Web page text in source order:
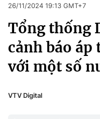
Chuyên mục
Chính trị
Xã hội
Pháp luật
Pháp luật
Kinh tế
Thể thao
Truyền hình
Văn hóa - Giải trí
26/11/2024 19:13 GMT+7
Tổng thống
cảnh báo áp
với một số
VTV Digital